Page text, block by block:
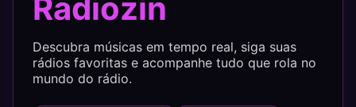
Radiozin
Descubra músicas em tempo real, siga suas
rádios favoritas e acompanhe tudo que rola no
mundo do rádio.